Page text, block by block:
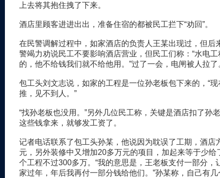
上去将其抱住拽了下来。
酒店里顾客进进出出，准备住宿的都被民工拦下“劝回”。
在民警调解过程中，如家酒店的负责人王某出现过，但后
警竭力劝说民工不要影响酒店营业，但民工们称：“水电
的，他不给钱我们就不给他用。”过了一会，电闸被人拉了
包工头刘文志说，如家的工程是一位孙老板包下来的，“
推，见不到人。”
“找孙老板也没用。”另外几位民工称，关键是酒店扣了孙
这些钱拿来，就够发工资了。
记者电话联系了包工头孙某，他说因为耽误了工期，酒店
元，另外装修中又增加20多万元的项目，加起来等于少给
个工程不过300多万。“我的意思是，王老板支付一部分，
家过年，年后我再付一部分钱给他们。”孙某称，自己有